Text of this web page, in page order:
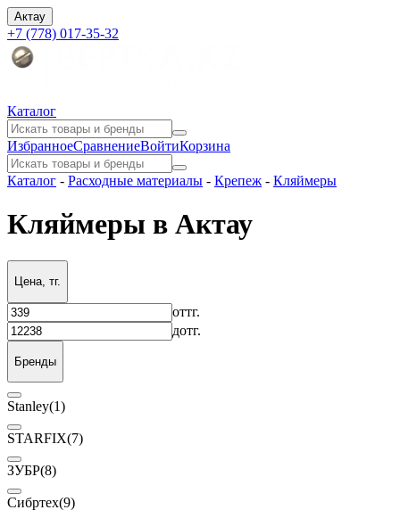
Актау
+7 (778) 017-35-32
Каталог
ИзбранноеСравнениеВойтиКорзина
Каталог - Расходные материалы - Крепеж - Кляймеры
Кляймеры в Актау
Цена, тг.
оттг.
дотг.
Бренды
Stanley(1)
STARFIX(7)
ЗУБР(8)
Сибртех(9)